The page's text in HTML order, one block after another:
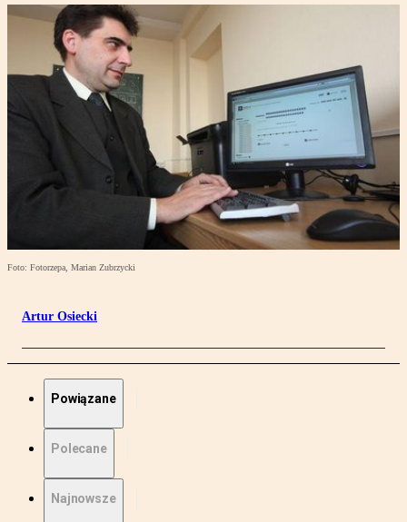
Foto: Fotorzepa, Marian Zubrzycki
Artur Osiecki
Powiązane
Polecane
Najnowsze